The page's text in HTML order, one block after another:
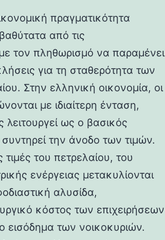
πραγματικότητα
από τις
τον πληθωρισμό να παραμένει
για τη σταθερότητα των
Στην ελληνική οικονομία, οι
με ιδιαίτερη ένταση,
ως ο βασικός
την άνοδο των τιμών.
τιμές του πετρελαίου, του
ενέργειας μετακυλίονται
αλυσίδα,
κόστος των επιχειρήσεων
εισόδημα των νοικοκυριών.